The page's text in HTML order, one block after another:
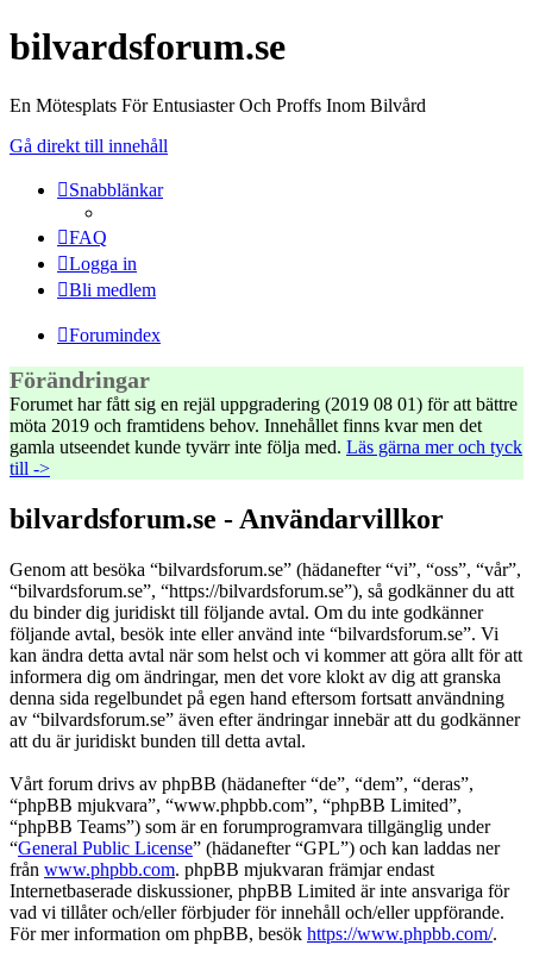
bilvardsforum.se
En Mötesplats För Entusiaster Och Proffs Inom Bilvård
Gå direkt till innehåll
Snabblänkar
FAQ
Logga in
Bli medlem
Forumindex
Förändringar
Forumet har fått sig en rejäl uppgradering (2019 08 01) för att bättre
möta 2019 och framtidens behov. Innehållet finns kvar men det
gamla utseendet kunde tyvärr inte följa med. Läs gärna mer och tyck
till ->
bilvardsforum.se - Användarvillkor
Genom att besöka “bilvardsforum.se” (hädanefter “vi”, “oss”, “vår”,
“bilvardsforum.se”, “https://bilvardsforum.se”), så godkänner du att
du binder dig juridiskt till följande avtal. Om du inte godkänner
följande avtal, besök inte eller använd inte “bilvardsforum.se”. Vi
kan ändra detta avtal när som helst och vi kommer att göra allt för att
informera dig om ändringar, men det vore klokt av dig att granska
denna sida regelbundet på egen hand eftersom fortsatt användning
av “bilvardsforum.se” även efter ändringar innebär att du godkänner
att du är juridiskt bunden till detta avtal.
Vårt forum drivs av phpBB (hädanefter “de”, “dem”, “deras”,
“phpBB mjukvara”, “www.phpbb.com”, “phpBB Limited”,
“phpBB Teams”) som är en forumprogramvara tillgänglig under
“General Public License” (hädanefter “GPL”) och kan laddas ner
från www.phpbb.com. phpBB mjukvaran främjar endast
Internetbaserade diskussioner, phpBB Limited är inte ansvariga för
vad vi tillåter och/eller förbjuder för innehåll och/eller uppförande.
För mer information om phpBB, besök https://www.phpbb.com/.